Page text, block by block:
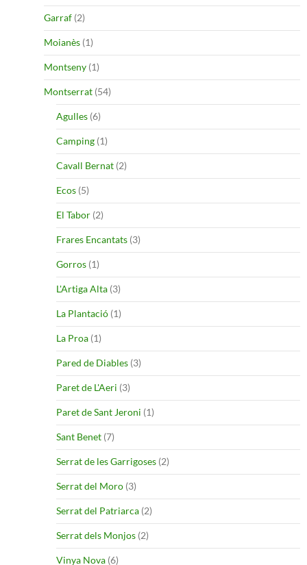
Garraf (2)
Moianès (1)
Montseny (1)
Montserrat (54)
Agulles (6)
Camping (1)
Cavall Bernat (2)
Ecos (5)
El Tabor (2)
Frares Encantats (3)
Gorros (1)
L'Artiga Alta (3)
La Plantació (1)
La Proa (1)
Pared de Diables (3)
Paret de L'Aeri (3)
Paret de Sant Jeroni (1)
Sant Benet (7)
Serrat de les Garrigoses (2)
Serrat del Moro (3)
Serrat del Patriarca (2)
Serrat dels Monjos (2)
Vinya Nova (6)